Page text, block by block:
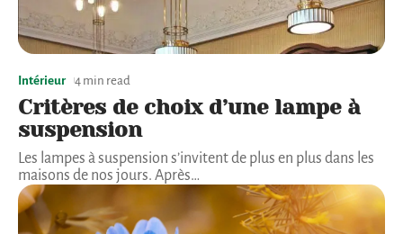
Intérieur 4 min read
Critères de choix d’une lampe à
suspension
Les lampes à suspension s’invitent de plus en plus dans les
maisons de nos jours. Après…